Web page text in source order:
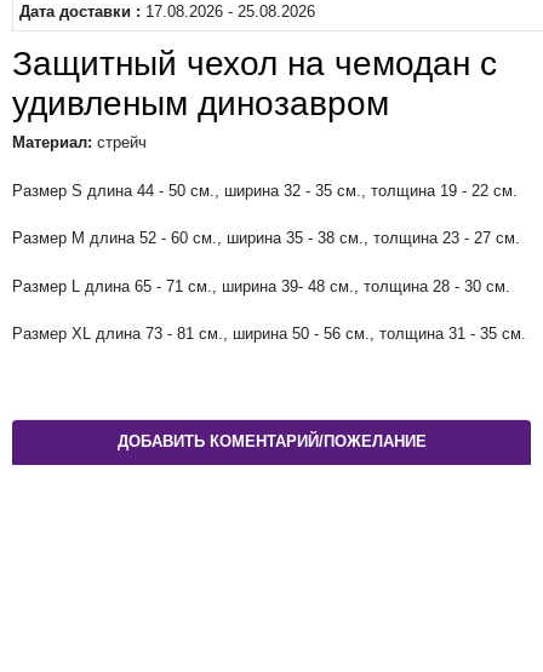
Дата доставки : 17.08.2026 - 25.08.2026
Защитный чехол на чемодан с
удивленым динозавром
Материал: стрейч
Размер S длина 44 - 50 см., ширина 32 - 35 см., толщина 19 - 22 см.
Размер M длина 52 - 60 см., ширина 35 - 38 см., толщина 23 - 27 см.
Размер L длина 65 - 71 см., ширина 39- 48 см., толщина 28 - 30 см.
Размер XL длина 73 - 81 см., ширина 50 - 56 см., толщина 31 - 35 см.
ДОБАВИТЬ КОМЕНТАРИЙ/ПОЖЕЛАНИЕ